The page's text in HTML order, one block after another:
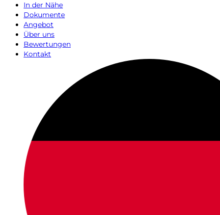
In der Nähe
Dokumente
Angebot
Über uns
Bewertungen
Kontakt